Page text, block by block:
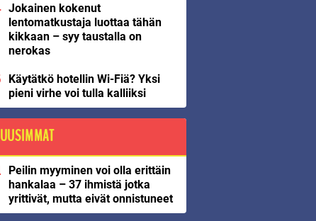
Jokainen kokenut
lentomatkustaja luottaa tähän
kikkaan – syy taustalla on
nerokas
Käytätkö hotellin Wi-Fiä? Yksi
pieni virhe voi tulla kalliiksi
UUSIMMAT
Peilin myyminen voi olla erittäin
hankalaa – 37 ihmistä jotka
yrittivät, mutta eivät onnistuneet